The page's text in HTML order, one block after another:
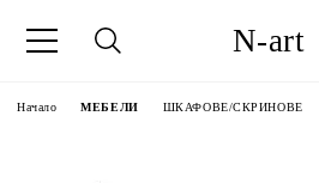
N-art
Начало МЕБЕЛИ ШКАФОВЕ/СКРИНОВЕ